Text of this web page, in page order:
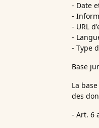
- Date
-
- URL
-
- Type
Base
La
des
- Art. 6